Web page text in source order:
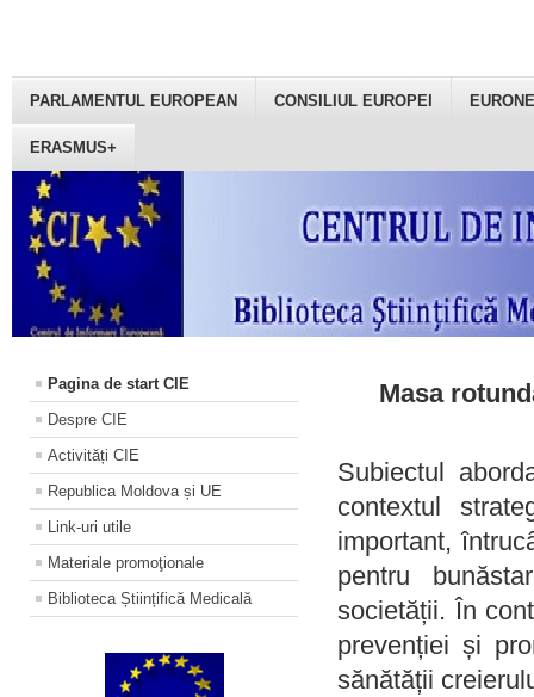
PARLAMENTUL EUROPEAN CONSILIUL EUROPEI
ERASMUS+
Pagina de start CIE
Despre CIE
Activități CIE
Republica Moldova și UE
Link-uri utile
Materiale promoţionale
Biblioteca Științifică Medicală
Masa
Subiectul
contextul
important,
pentru
societății. În
prevenției și
sănătății